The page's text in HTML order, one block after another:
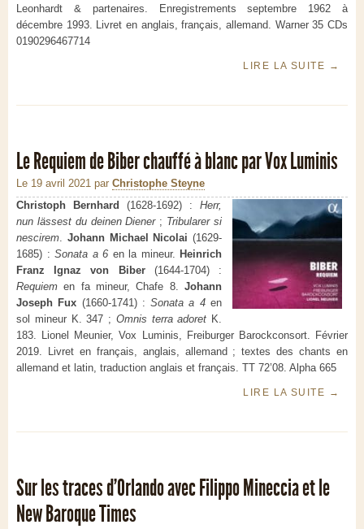
Leonhardt & partenaires. Enregistrements septembre 1962 à
décembre 1993. Livret en anglais, français, allemand. Warner 35 CDs
0190296467714
LIRE LA SUITE →
Le Requiem de Biber chauffé à blanc par Vox Luminis
Le 19 avril 2021 par Christophe Steyne
Christoph Bernhard
(1628-1692) : Herr,
nun lässest du deinen Diener; Tribularer si
nescirem. Johann Michael Nicolai (1629-
1685) : Sonata a 6 en la mineur. Heinrich
Franz Ignaz von Biber(1644-1704) :
Requiem en fa mineur, Chafe 8. Johann
Joseph Fux (1660-1741) :Sonata a 4en
sol mineur K. 347 ; Omnis terra adoret K.
183. Lionel Meunier, Vox Luminis, Freiburger Barockconsort. Février
2019. Livret en français, anglais, allemand ; textes des chants en
allemand et latin, traduction anglais et français. TT 72’08. Alpha 665
LIRE LA SUITE →
Sur les traces d’Orlando avec Filippo Mineccia et le
New Baroque Times